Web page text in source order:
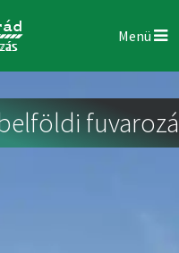
Menü